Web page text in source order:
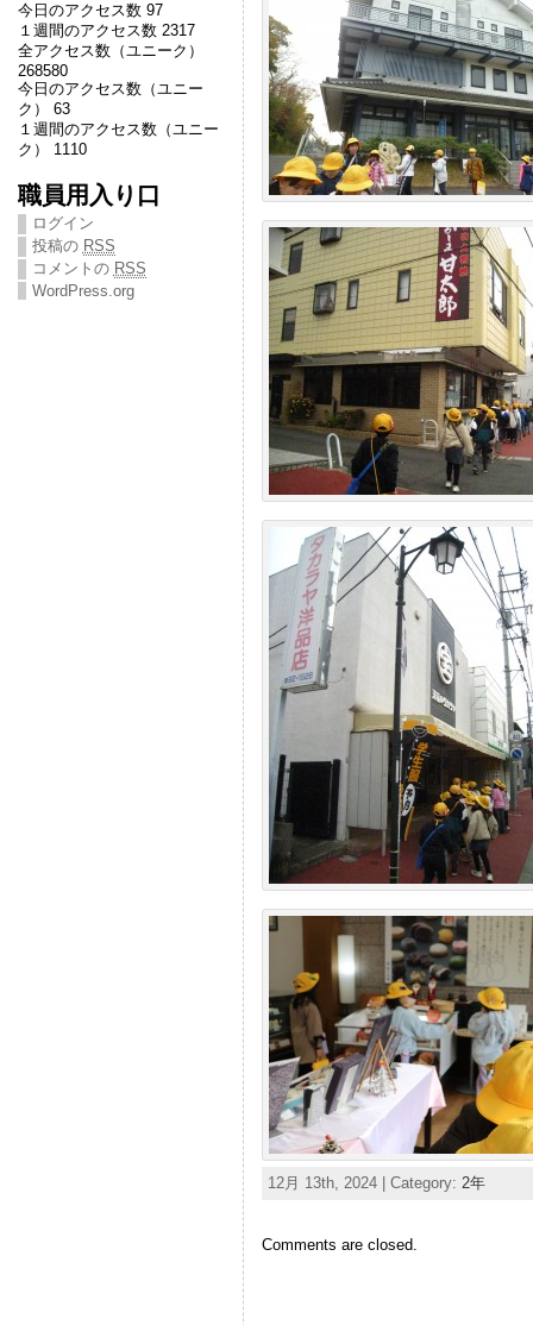
今日のアクセス数 97
１週間のアクセス数 2317
全アクセス数（ユニーク）
268580
今日のアクセス数（ユニー
ク） 63
１週間のアクセス数（ユニー
ク） 1110
職員用入り口
ログイン
投稿の RSS
コメントの RSS
WordPress.org
12月 13th, 2024 | Category: 2年
Comments are closed.